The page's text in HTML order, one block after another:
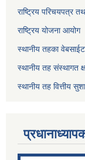
राष्ट्रिय परिचयपत्र
राष्ट्रिय योजना आयोग
स्थानीय तहका
स्थानीय तह संस्थागत
स्थानीय तह वित्तीय